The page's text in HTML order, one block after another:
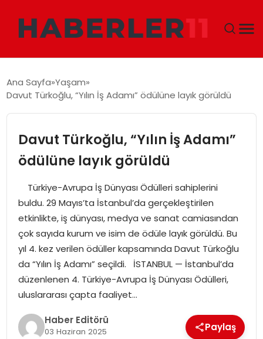
EKONOMI
SIYASET
TEKNOLOJI
MAGAZIN
YAŞAM
Ana Sayfa Yaşam
Davut Türkoğlu, “Yılın İş Adamı” ödülüne layık görüldü
Davut Türkoğlu, “Yılın İş Adamı”
ödülüne layık görüldü
Türkiye-Avrupa İş Dünyası Ödülleri sahiplerini
buldu. 29 Mayıs’ta İstanbul’da gerçekleştirilen
etkinlikte, iş dünyası, medya ve sanat camiasından
çok sayıda kurum ve isim de ödüle layık görüldü. Bu
yıl 4. kez verilen ödüller kapsamında Davut Türkoğlu
da “Yılın İş Adamı” seçildi. İSTANBUL — İstanbul’da
düzenlenen 4. Türkiye-Avrupa İş Dünyası Ödülleri,
uluslararası çapta faaliyet…
Haber Editörü
03 Haziran 2025 Paylaş